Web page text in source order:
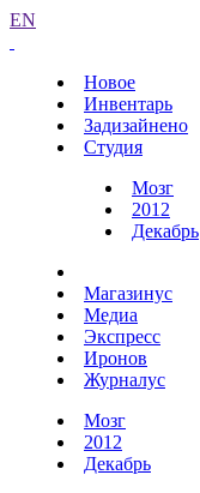
EN
Новое
Инвентарь
Задизайнено
Студия
Мозг
2012
Декабрь
Магазинус
Медиа
Экспресс
Иронов
Журналус
Мозг
2012
Декабрь